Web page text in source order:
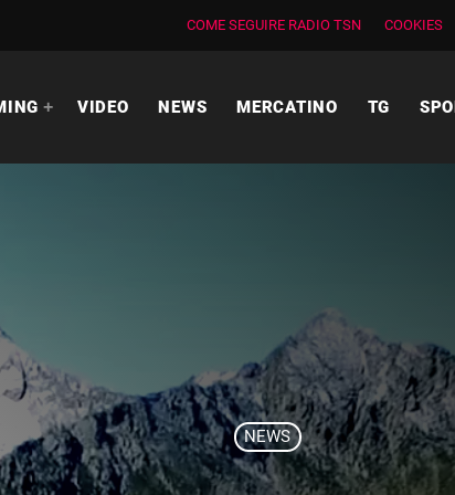
COME SEGUIRE RADIO TSN COOKIES
VIDEO NEWS MERCATINO TG
NEWS